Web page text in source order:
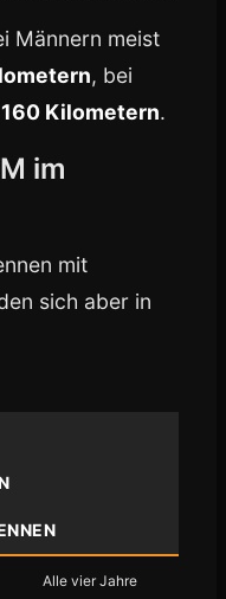
Männern meist
, bei
Kilometern.
im
mit
sich aber in
Alle vier Jahre